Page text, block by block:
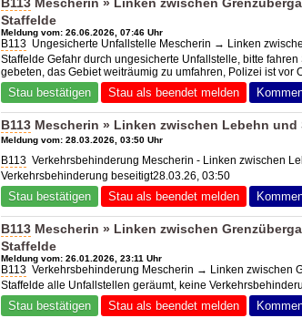
Staffelde
Meldung vom: 26.06.2026, 07:46 Uhr
B113 Ungesicherte Unfallstelle Mescherin → Linken
Staffelde Gefahr durch ungesicherte Unfallstelle, bitte
gebeten, das Gebiet weiträumig zu umfahren, Polizei ist vor
Stau bestätigen Stau als beendet melden
B113 Mescherin » Linken zwischen Lebehn und
Meldung vom: 28.03.2026, 03:50 Uhr
B113 Verkehrsbehinderung Mescherin - Linken zwischen
Verkehrsbehinderung beseitigt28.03.26, 03:50
Stau bestätigen Stau als beendet melden
B113 Mescherin » Linken zwischen
Staffelde
Meldung vom: 26.01.2026, 23:11 Uhr
B113 Verkehrsbehinderung Mescherin → Linken zwischen
Staffelde alle Unfallstellen geräumt, keine
Stau bestätigen Stau als beendet melden